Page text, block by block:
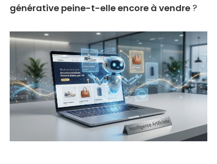
générative peine-t-elle encore à vendre ?